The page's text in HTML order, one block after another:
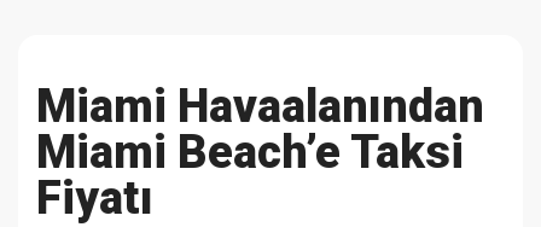
Miami Havaalanından
Miami Beach’e Taksi
Fiyatı